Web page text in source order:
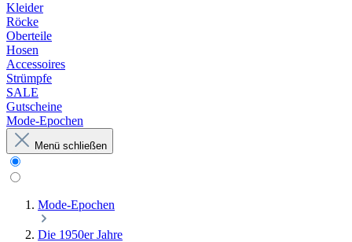
Kleider
Röcke
Oberteile
Hosen
Accessoires
Strümpfe
SALE
Gutscheine
Mode-Epochen
Menü schließen
Mode-Epochen
Die 1950er Jahre